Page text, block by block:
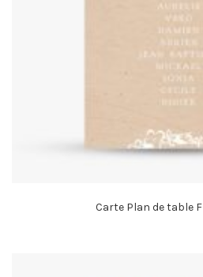
Carte Plan de table